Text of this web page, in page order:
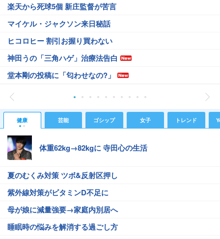
楽天から死球5個 新庄監督が苦言
マイケル・ジャクソン来日秘話
ヒコロヒー 割引お握り買わない
神田うの「三角ハゲ」治療法告白
堂本剛の投稿に「匂わせなの?」
健康 芸能 ゴシップ 女子 トレンド
体重62kg→82kgに 寺田心の生活
夏のむくみ対策 ツボ&反射区押し
紫外線対策がビタミンD不足に
母が娘に減量強要→家庭内別居へ
睡眠時の悩みを解消する過ごし方